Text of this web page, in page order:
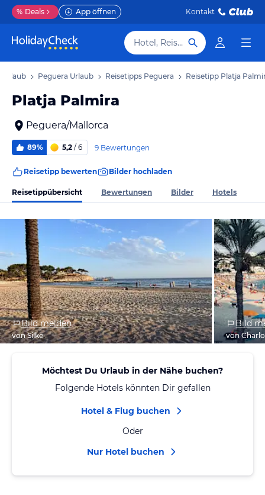
% Deals App öffnen Kontakt
Hotel, Reiseziel
Urlaub Peguera Urlaub Reisetipps Peguera Reisetipp Platja
Platja Palmira
Peguera/Mallorca
89% 5,2 / 6 9 Bewertungen
Reisetipp bewerten Bilder hochladen
Reisetippübersicht Bewertungen Bilder Hotels
Bild melden
von Silke
Bild
von
Möchtest Du Urlaub in der Nähe buchen?
Folgende Hotels könnten Dir gefallen
Hotel & Flug buchen
Oder
Nur Hotel buchen